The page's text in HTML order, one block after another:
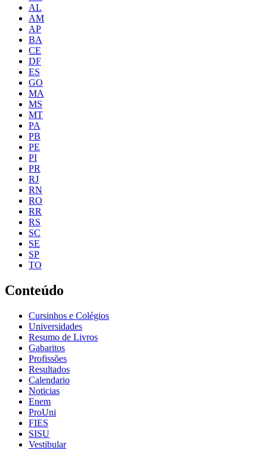
AL
AM
AP
BA
CE
DF
ES
GO
MA
MS
MT
PA
PB
PE
PI
PR
RJ
RN
RO
RR
RS
SC
SE
SP
TO
Conteúdo
Cursinhos e Colégios
Universidades
Resumo de Livros
Gabaritos
Profissões
Resultados
Calendario
Noticias
Enem
ProUni
FIES
SISU
Vestibular